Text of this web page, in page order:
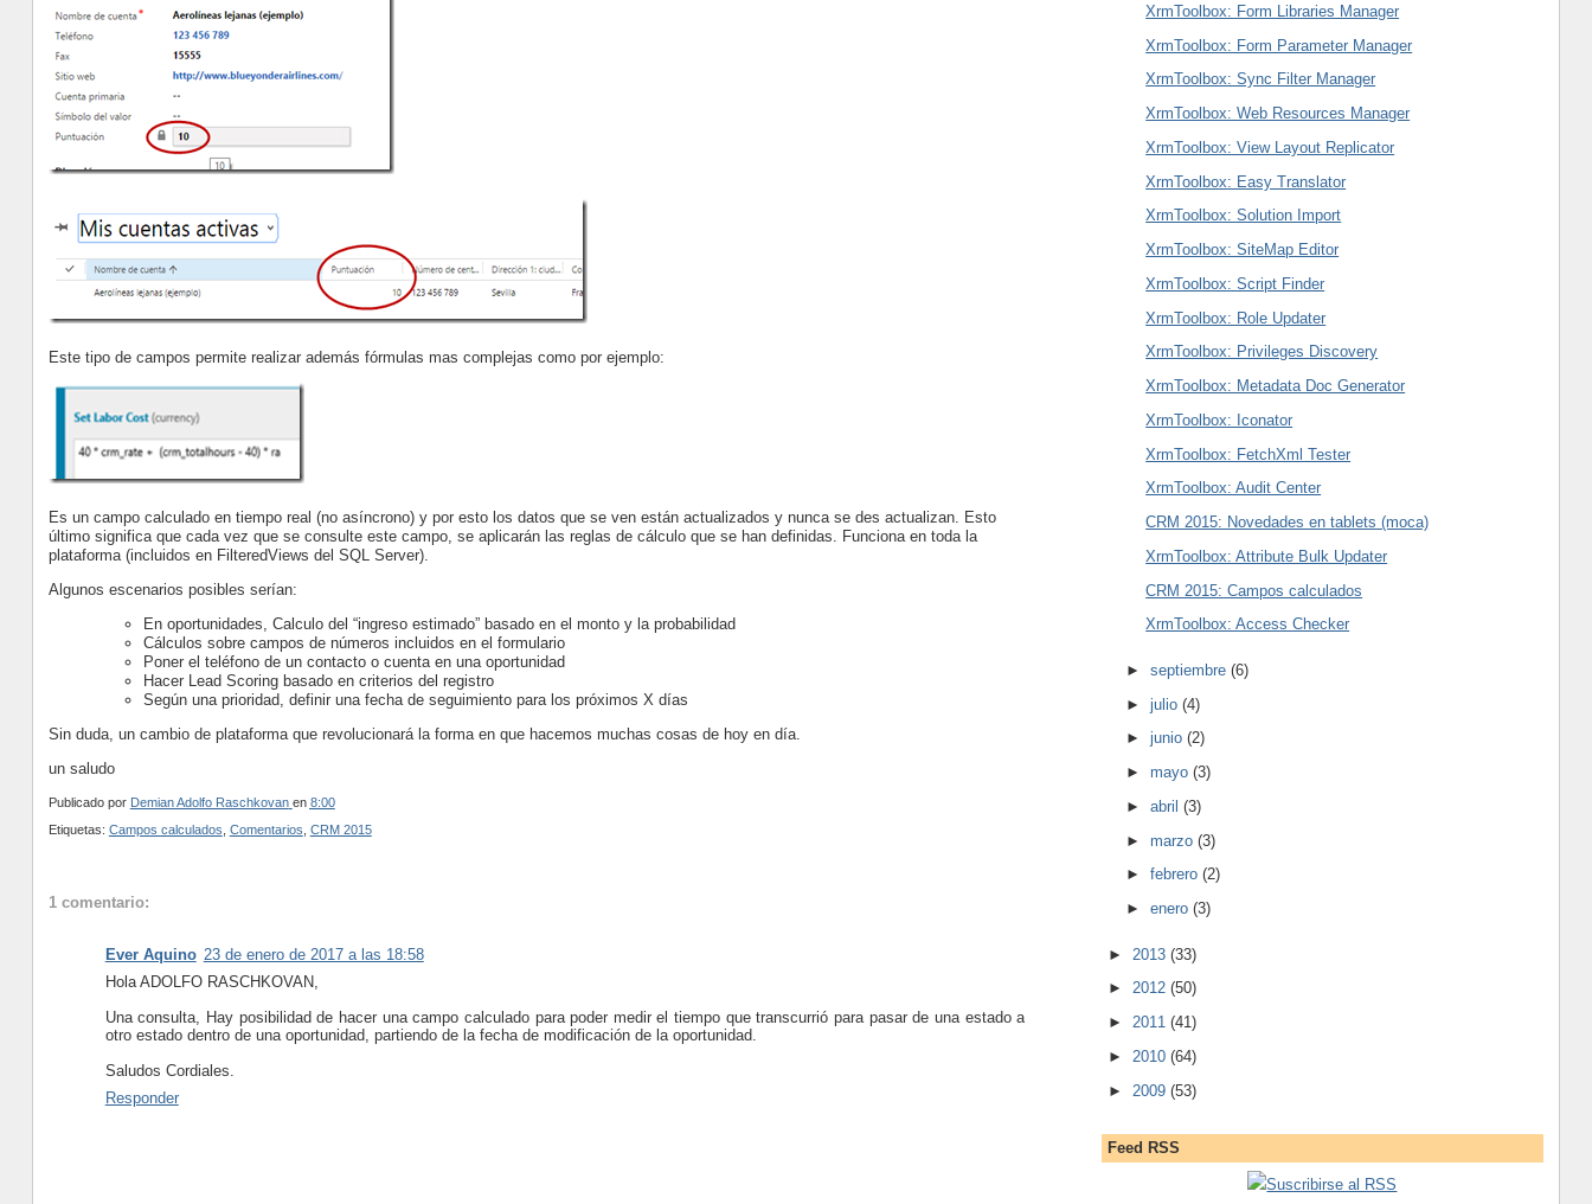
Este tipo de campos permite realizar además fórmulas mas complejas como por ejemplo:
Es un campo calculado en tiempo real (no asíncrono) y por esto los datos que se ven están actualizados y nunca se des actualizan. Esto
último significa que cada vez que se consulte este campo, se aplicarán las reglas de cálculo que se han definidas. Funciona en toda la
plataforma (incluidos en FilteredViews del SQL Server).
Algunos escenarios posibles serían:
En oportunidades, Calculo del “ingreso estimado” basado en el monto y la probabilidad
Cálculos sobre campos de números incluidos en el formulario
Poner el teléfono de un contacto o cuenta en una oportunidad
Hacer Lead Scoring basado en criterios del registro
Según una prioridad, definir una fecha de seguimiento para los próximos X días
Sin duda, un cambio de plataforma que revolucionará la forma en que hacemos muchas cosas de hoy en día.
un saludo
Publicado por Demian Adolfo Raschkovan en 8:00
Etiquetas: Campos calculados Comentarios CRM 2015
1 comentario:
Ever Aquino 23 de enero de 2017 a las 18:58
Hola ADOLFO RASCHKOVAN,
Una consulta, Hay posibilidad de hacer una campo calculado para poder medir el tiempo que transcurrió para pasar de una estado a
otro estado dentro de una oportunidad, partiendo de la fecha de modificación de la oportunidad.
Saludos Cordiales.
Responder
XrmToolbox: Form Libraries Manager
XrmToolbox: Form Parameter Manager
XrmToolbox: Sync Filter Manager
XrmToolbox: Web Resources Manager
XrmToolbox: View Layout Replicator
XrmToolbox: Easy Translator
XrmToolbox: Solution Import
XrmToolbox: SiteMap Editor
XrmToolbox: Script Finder
XrmToolbox: Role Updater
XrmToolbox: Privileges Discovery
XrmToolbox: Metadata Doc Generator
XrmToolbox: Iconator
XrmToolbox: FetchXml Tester
XrmToolbox: Audit Center
CRM 2015: Novedades en tablets (moca)
XrmToolbox: Attribute Bulk Updater
CRM 2015: Campos calculados
XrmToolbox: Access Checker
►septiembre(6)
►julio(4)
►junio(2)
►mayo(3)
►abril(3)
►marzo(3)
►febrero(2)
►enero(3)
► 2013 (33)
► 2012 (50)
► 2011 (41)
► 2010 (64)
► 2009 (53)
Feed RSS
Suscribirse al RSS